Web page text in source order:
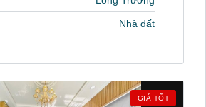
Nhà đất
GIÁ TỐT